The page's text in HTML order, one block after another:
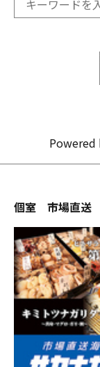
Powered
個室 市場直送